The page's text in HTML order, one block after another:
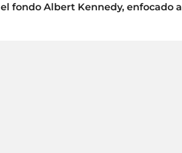
fondo Albert Kennedy, enfocado a